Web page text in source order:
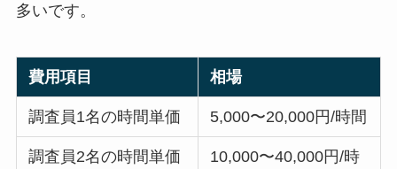
多いです。
費用項目 相場
調査員1名の時間単価 5,000〜20,000円/時間
調査員2名の時間単価 10,000〜40,000円/時